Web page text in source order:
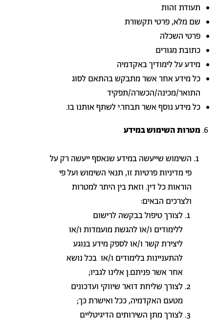
תעודת זהות
שם מלא, פרטי תקשורת
פרטי השכלה
כתובת מגורים
מידע על לימודיך באקדמיה
כל מידע אחר אשר מתבקש בהתאם לסוג
התואר/מכינה/הכשרה/תפקיד
כל מידע נוסף אשר תבחר.י לשתף אותנו בו.
מטרות השימוש במידע
השימוש שייעשה במידע שנאסף ייעשה רק על
פי מדיניות פרטיות זו, תנאי השימוש ועל פי
הוראות כל דין. וזאת בין היתר למטרות
ולצרכים הבאים:
לצורך טיפול בבקשה לרישום
ללימודים ו/או להגשת מועמדות ו/או
ליצירת קשר ו/או לספק מידע בנוגע
להתעניינות בלימודים ו/או בכל נושא
אחר אשר פניתם.ן אלינו לגביו;
לצורך שליחת דואר שיווקי ועדכונים
מטעם האקדמיה, ככל ואישרת כך;
לצורך מתן השירותים הדיגיטליים